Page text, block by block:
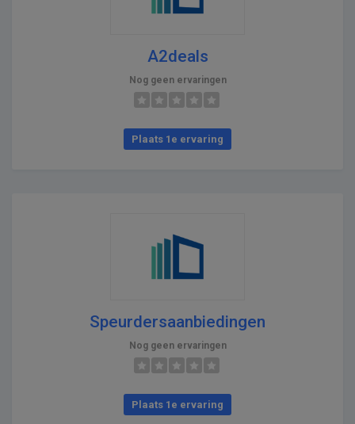
A2deals
Nog geen ervaringen
Plaats 1e ervaring
Speurdersaanbiedingen
Nog geen ervaringen
Plaats 1e ervaring